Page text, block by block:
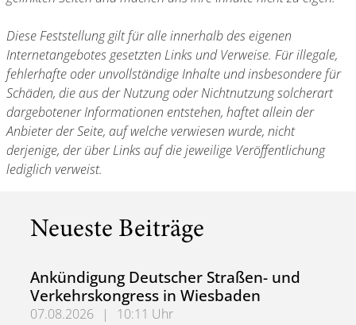
Diese Feststellung gilt für alle innerhalb des eigenen
Internetangebotes gesetzten Links und Verweise. Für illegale,
fehlerhafte oder unvollständige Inhalte und insbesondere für
Schäden, die aus der Nutzung oder Nichtnutzung solcherart
dargebotener Informationen entstehen, haftet allein der
Anbieter der Seite, auf welche verwiesen wurde, nicht
derjenige, der über Links auf die jeweilige Veröffentlichung
lediglich verweist.
Neueste Beiträge
Ankündigung Deutscher Straßen- und
Verkehrskongress in Wiesbaden
07.08.2026 |
10:11 Uhr